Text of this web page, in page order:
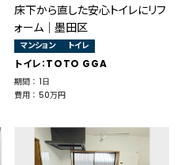
床下から直した安心トイレにリフ
ォーム｜墨田区
マンション トイレ
トイレ：TOTO GGA
期間 ： 1日
費用 ： 50万円